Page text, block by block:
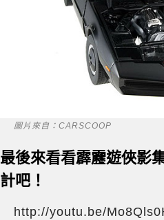
圖片來自：CARSCOOP
最後來看看霹靂遊俠影
計吧！
http://youtu.be/